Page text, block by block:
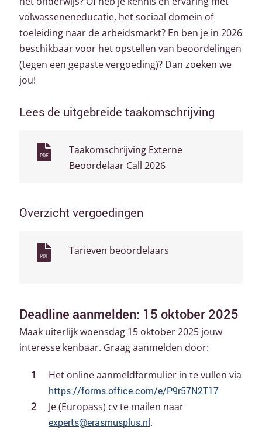
volwasseneneducatie, het sociaal domein of
toeleiding naar de arbeidsmarkt? En ben je in 2026
beschikbaar voor het opstellen van beoordelingen
(tegen een gepaste vergoeding)? Dan zoeken we
jou!
Lees de uitgebreide taakomschrijving
PDF
Taakomschrijving Externe
Beoordelaar Call 2026
Overzicht vergoedingen
PDF Tarieven beoordelaars
Deadline aanmelden: 15 oktober 2025
Maak uiterlijk woensdag 15 oktober 2025 jouw
interesse kenbaar. Graag aanmelden door:
Het online aanmeldformulier in te vullen via
https://forms.office.com/e/P9r57N2T17
Je (Europass) cv te mailen naar
experts@erasmusplus.nl.